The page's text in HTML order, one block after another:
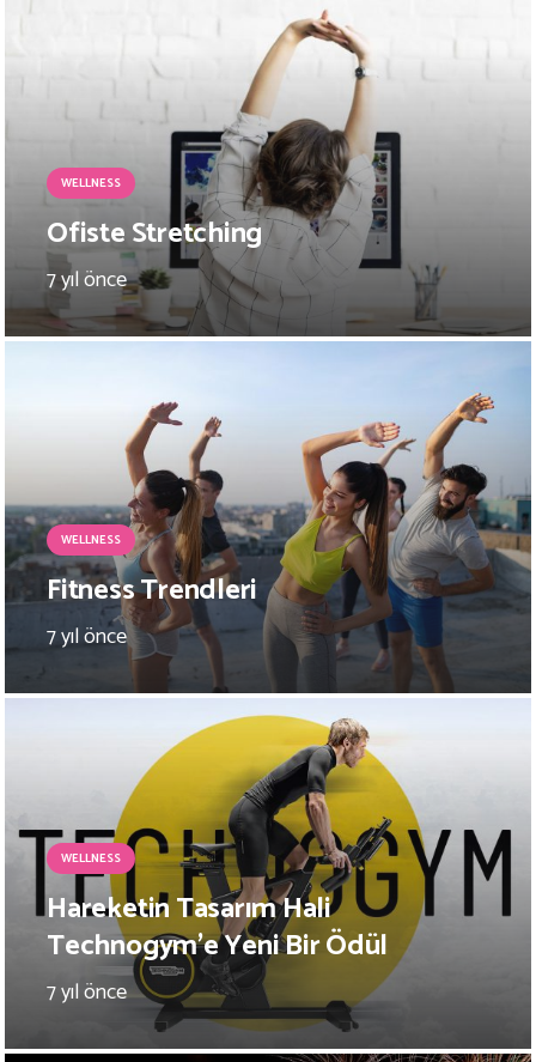
WELLNESS
Ofiste Stretching
7 yıl önce
WELLNESS
Fitness Trendleri
7 yıl önce
WELLNESS
Hareketin Tasarım Hali
Technogym’e Yeni Bir Ödül
7 yıl önce